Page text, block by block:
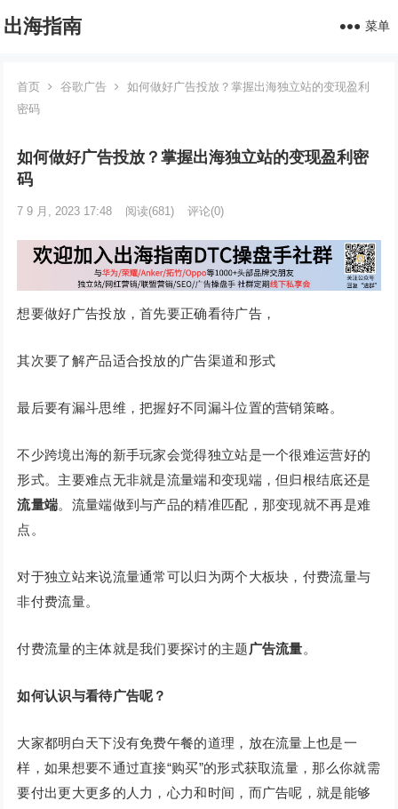
出海指南 菜单
首页 谷歌广告
如何做好广告投放？掌握出海独立站的变现盈利
密码
如何做好广告投放？掌握出海独立站的变现盈利密
码
7 9 月, 2023 17:48 阅读(681) 评论(0)
想要做好广告投放，首先要正确看待广告，
其次要了解产品适合投放的广告渠道和形式
最后要有漏斗思维，把握好不同漏斗位置的营销策略。
不少跨境出海的新手玩家会觉得独立站是一个很难运营好的
形式。主要难点无非就是流量端和变现端，但归根结底还是
流量端。流量端做到与产品的精准匹配，那变现就不再是难
点。
对于独立站来说流量通常可以归为两个大板块，付费流量与
非付费流量。
付费流量的主体就是我们要探讨的主题广告流量。
如何认识与看待广告呢？
大家都明白天下没有免费午餐的道理，放在流量上也是一
样，如果想要不通过直接“购买”的形式获取流量，那么你就需
要付出更大更多的人力，心力和时间，而广告呢，就是能够